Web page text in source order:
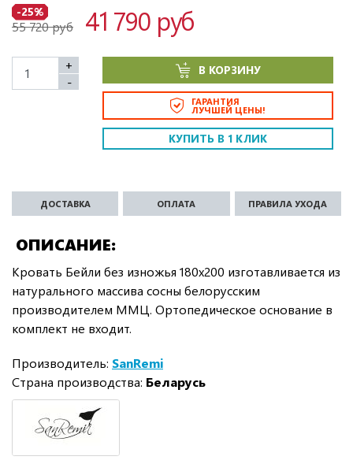
-25%
55 720 руб 41 790 руб
+
-
В КОРЗИНУ
ГАРАНТИЯ
ЛУЧШЕЙ ЦЕНЫ!
КУПИТЬ В 1 КЛИК
ОПИСАНИЕ
ДОСТАВКА ОПЛАТА ПРАВИЛА УХОДА
Кровать Бейли без изножья 180х200 изготавливается из
натурального массива сосны белорусским
производителем ММЦ. Ортопедическое основание в
комплект не входит.
Производитель: SanRemi
Страна производства: Беларусь